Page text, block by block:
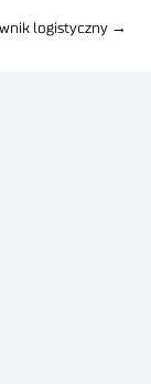
logistyczny →